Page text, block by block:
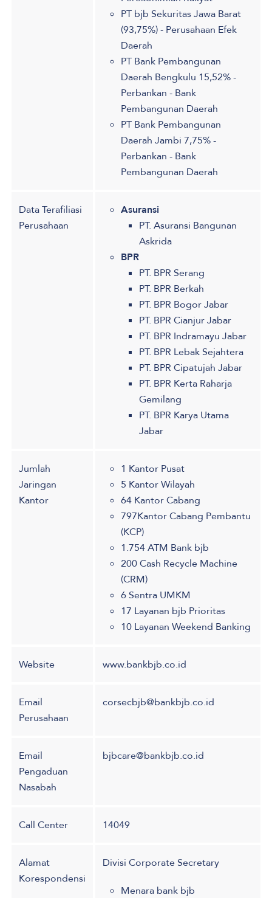
PT bjb Sekuritas Jawa Barat
(93,75%) - Perusahaan Efek
Daerah
PT Bank Pembangunan
Daerah Bengkulu 15,52% -
Perbankan - Bank
Pembangunan Daerah
PT Bank Pembangunan
Daerah Jambi 7,75% -
Perbankan - Bank
Pembangunan Daerah
Data Terafiliasi
Perusahaan
Asuransi
PT. Asuransi Bangunan
Askrida
BPR
PT. BPR Serang
PT. BPR Berkah
PT. BPR Bogor Jabar
PT. BPR Cianjur Jabar
PT. BPR Indramayu Jabar
PT. BPR Lebak Sejahtera
PT. BPR Cipatujah Jabar
PT. BPR Kerta Raharja
Gemilang
PT. BPR Karya Utama
Jabar
Jumlah
Jaringan
Kantor
1 Kantor Pusat
5 Kantor Wilayah
64 Kantor Cabang
797Kantor Cabang Pembantu
(KCP)
1.754 ATM Bank bjb
200 Cash Recycle Machine
(CRM)
6 Sentra UMKM
17 Layanan bjb Prioritas
10 Layanan Weekend Banking
Website www.bankbjb.co.id
Email
Perusahaan
corsecbjb@bankbjb.co.id
Email
Pengaduan
Nasabah
bjbcare@bankbjb.co.id
Call Center 14049
Alamat
Korespondensi
Divisi Corporate Secretary
Menara bank bjb